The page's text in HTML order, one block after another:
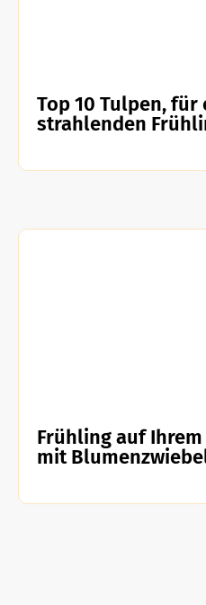
Top 10 Tulpen, für
strahlenden
Frühling auf
mit